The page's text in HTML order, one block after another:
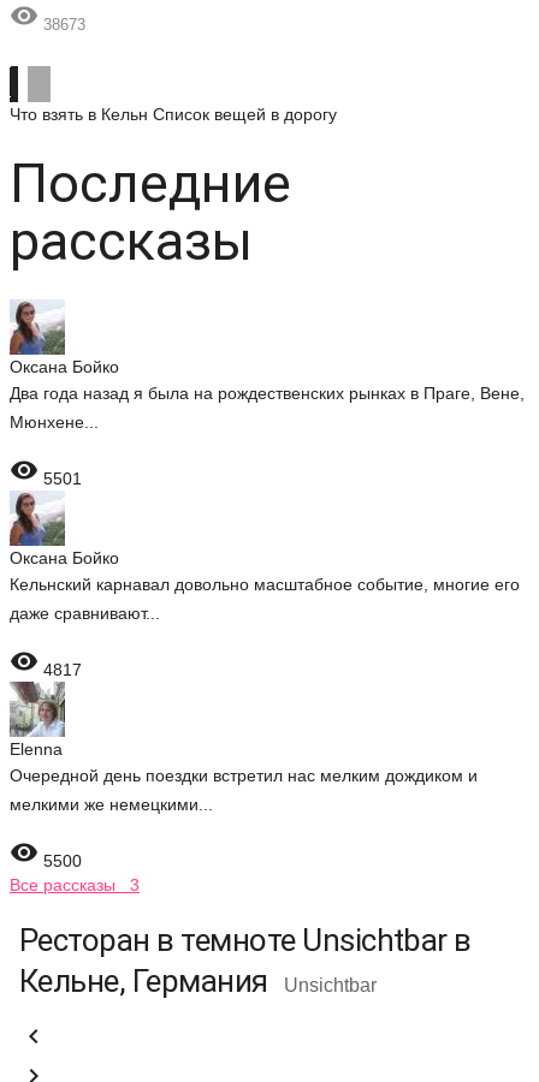
 38673
Что взять в Кельн Список вещей в дорогу
Последние
рассказы
Оксана Бойко
Два года назад я была на рождественских рынках в Праге, Вене,
Мюнхене...
 5501
Оксана Бойко
Кельнский карнавал довольно масштабное событие, многие его
даже сравнивают...
 4817
Elenna
Очередной день поездки встретил нас мелким дождиком и
мелкими же немецкими...
 5500
Все рассказы 3
Ресторан в темноте Unsichtbar в
Кельне, Германия
Unsichtbar

